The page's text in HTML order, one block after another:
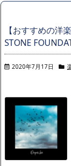
【おすすめの
STONE
2020年7月17日